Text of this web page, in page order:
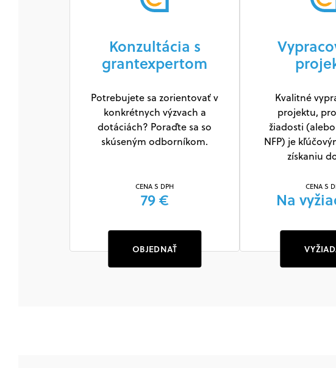
Konzultácia s
grantexpertom
Potrebujete sa zorientovať v
konkrétnych výzvach a
dotáciách? Poraďte sa so
skúseným odborníkom.
CENA S DPH
79 €
OBJEDNAŤ
Kvalitné
projektu,
žiadosti
NFP) je
získaniu
CENA S
Na